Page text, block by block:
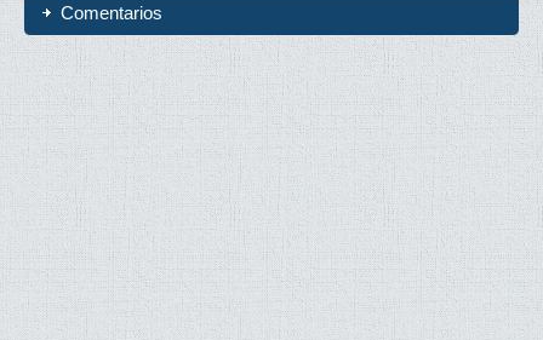
Comentarios